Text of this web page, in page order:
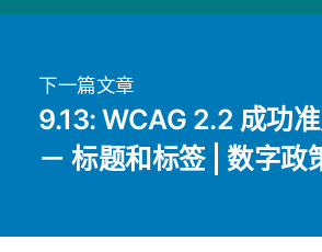
下一篇文章
9.13: WCAG 2.2 成功
－ 标题和标签 | 数字政